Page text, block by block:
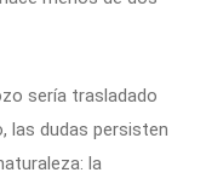
sería trasladado
las dudas persisten
la